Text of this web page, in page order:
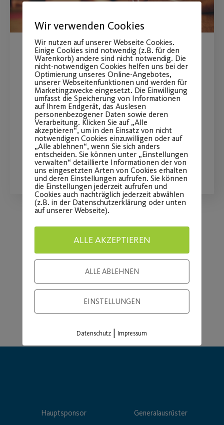
Yoga als
Gesundheitstraining
Ab 23.02. exklusiv für unsere Yoga
Mitglieder und weitere Yoga-
Interessierte
WEITERLESEN
Load More
Hauptsponsor Generalausrüster
Wir verwenden Cookies
Wir nutzen auf unserer Webseite Cookies.
Einige Cookies sind notwendig (z.B. für den
Warenkorb) andere sind nicht notwendig. Die
nicht-notwendigen Cookies helfen uns bei der
Optimierung unseres Online-Angebotes,
unserer Webseitenfunktionen und werden für
Marketingzwecke eingesetzt. Die Einwilligung
umfasst die Speicherung von Informationen
auf Ihrem Endgerät, das Auslesen
personenbezogener Daten sowie deren
Verarbeitung. Klicken Sie auf „Alle
akzeptieren“, um in den Einsatz von nicht
notwendigen Cookies einzuwilligen oder auf
„Alle ablehnen“, wenn Sie sich anders
entscheiden. Sie können unter „Einstellungen
verwalten“ detaillierte Informationen der von
uns eingesetzten Arten von Cookies erhalten
und deren Einstellungen aufrufen. Sie können
die Einstellungen jederzeit aufrufen und
Cookies auch nachträglich jederzeit abwählen
(z.B. in der Datenschutzerklärung oder unten
auf unserer Webseite).
ALLE AKZEPTIEREN
ALLE ABLEHNEN
EINSTELLUNGEN
Datenschutz |Impressum